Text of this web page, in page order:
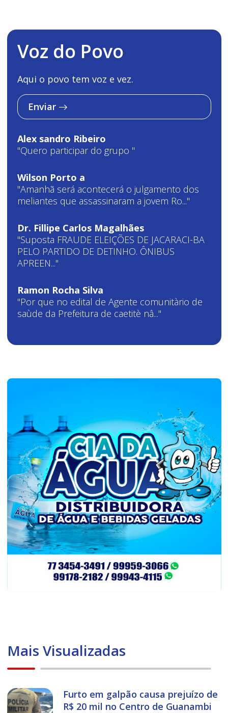
Voz do Povo
Aqui o povo tem voz e vez.
Enviar
Alex sandro Ribeiro
"Quero participar do grupo "
Wilson Porto a
"Amanhã será acontecerá o julgamento dos
meliantes que assassinaram a jovem Ro..."
Dr. Fillipe Carlos Magalhães
"Suposta FRAUDE ELEIÇÕES DE JACARACI-BA
PELO PARTIDO DE DETINHO. ÔNIBUS
APREEN..."
Ramon Rocha Silva
"Por que no edital de Agente comunitàrio de
saùde da Prefeitura de caetitè nâ..."
Mais Visualizadas
Furto em galpão causa prejuízo de
R$ 20 mil no Centro de Guanambi